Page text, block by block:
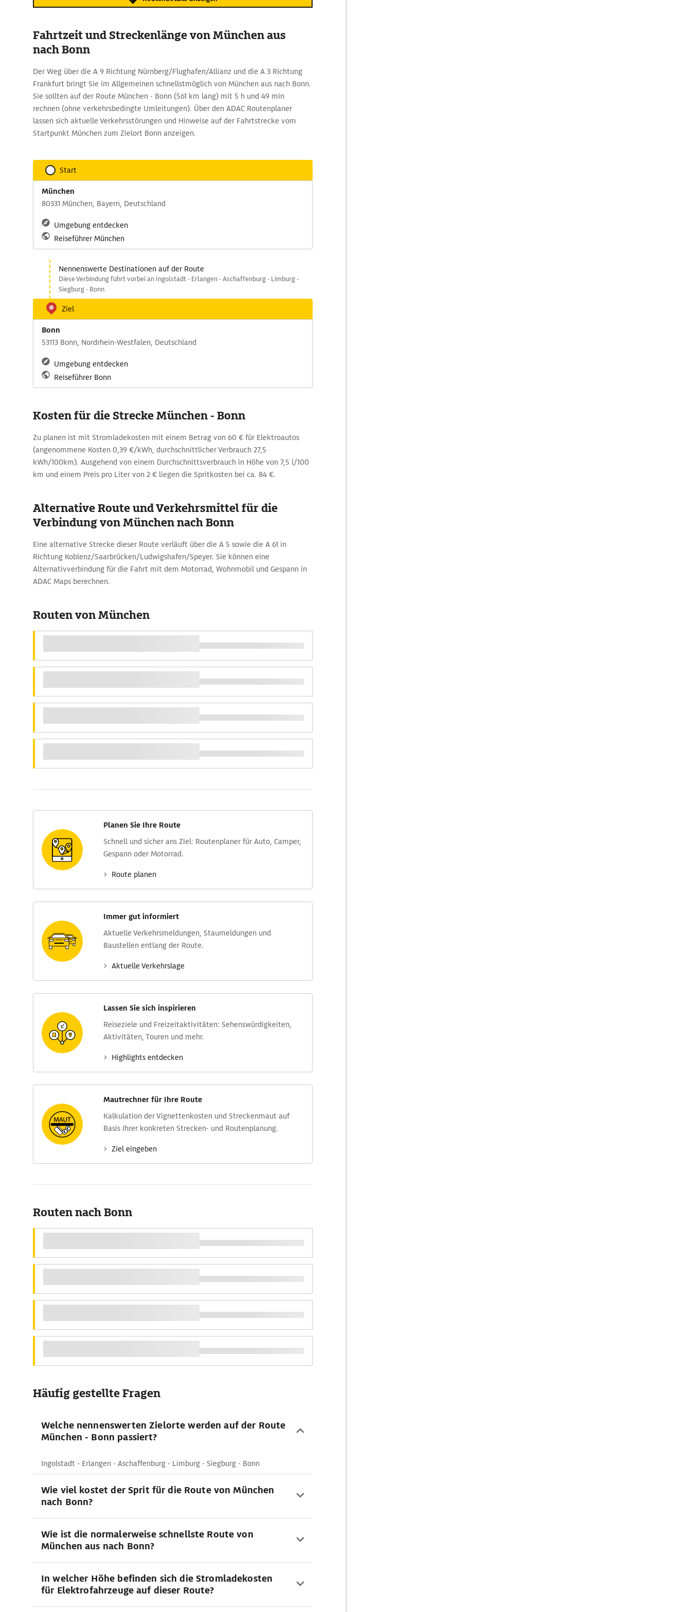
Fahrtzeit und Streckenlänge von München aus
nach Bonn
Der Weg über die A 9 Richtung Nürnberg/Flughafen/Allianz und die A 3 Richtung
Frankfurt bringt Sie im Allgemeinen schnellstmöglich von München aus nach Bonn.
Sie sollten auf der Route München - Bonn (561 km lang) mit 5 h und 49 min
rechnen (ohne verkehrsbedingte Umleitungen). Über den ADAC Routenplaner
lassen sich aktuelle Verkehrsstörungen und Hinweise auf der Fahrtstrecke vom
Startpunkt München zum Zielort Bonn anzeigen.
Start
München
80331 München, Bayern, Deutschland
Umgebung entdecken
Reiseführer München
Nennenswerte Destinationen auf der Route
Diese Verbindung führt vorbei an Ingolstadt - Erlangen - Aschaffenburg - Limburg -
Siegburg - Bonn.
Ziel
Bonn
53113 Bonn, Nordrhein-Westfalen, Deutschland
Umgebung entdecken
Reiseführer Bonn
Kosten für die Strecke München - Bonn
Zu planen ist mit Stromladekosten mit einem Betrag von 60 € für Elektroautos
(angenommene Kosten 0,39 €/kWh, durchschnittlicher Verbrauch 27,5
kWh/100km). Ausgehend von einem Durchschnittsverbrauch in Höhe von 7,5 l/100
km und einem Preis pro Liter von 2 € liegen die Spritkosten bei ca. 84 €.
Alternative Route und Verkehrsmittel für die
Verbindung von München nach Bonn
Eine alternative Strecke dieser Route verläuft über die A 5 sowie die A 61 in
Richtung Koblenz/Saarbrücken/Ludwigshafen/Speyer. Sie können eine
Alternativverbindung für die Fahrt mit dem Motorrad, Wohnmobil und Gespann in
ADAC Maps berechnen.
Routen von München
Planen Sie Ihre Route
Schnell und sicher ans Ziel: Routen­planer für Auto, Camper,
Gespann oder Motorrad.
Route planen
Immer gut informiert
Aktuelle Verkehrs­meldungen, Stau­meldungen und
Baustellen entlang der Route.
Aktuelle Verkehrs­lage
Lassen Sie sich inspirieren
Reise­ziele und Freizeit­aktivitäten: Sehens­würdig­keiten,
Aktivitäten, Touren und mehr.
Highlights entdecken
Mautrechner für Ihre Route
Kalkulation der Vignettenkosten und Streckenmaut auf
Basis Ihrer konkreten Strecken- und Routenplanung.
Ziel eingeben
Routen nach Bonn
Häufig gestellte Fragen
Welche nennenswerten Zielorte werden auf der Route
München - Bonn passiert?
Ingolstadt - Erlangen - Aschaffenburg - Limburg - Siegburg - Bonn
Wie viel kostet der Sprit für die Route von München
nach Bonn?
Wie ist die normalerweise schnellste Route von
München aus nach Bonn?
In welcher Höhe befinden sich die Stromladekosten
für Elektrofahrzeuge auf dieser Route?